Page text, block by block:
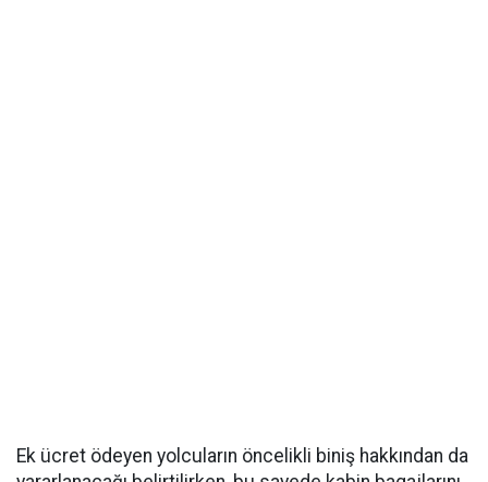
Ek ücret ödeyen yolcuların öncelikli biniş hakkından da